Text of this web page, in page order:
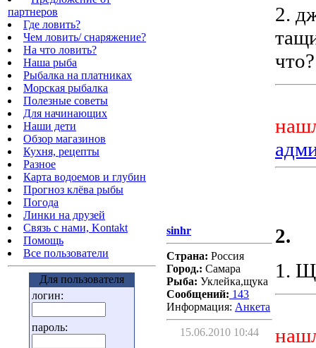
партнеров
Где ловить?
Чем ловить/ снаряжение?
На что ловить?
Наша рыба
Рыбалка на платниках
Морская рыбалка
Полезные советы
Для начинающих
Наши дети
Обзор магазинов
Кухня, рецепты
Разное
Карта водоемов и глубин
Прогноз клёва рыбы
Погода
Линки на друзей
Связь с нами, Kontakt
Помощь
Все пользователи
Для пользователя
логин:
пароль:
2.
что?
sinhr
Страна: Россия
Город.: Самара
Рыба: Уклейка,щука
Сообщений: 143
Информация: Aнкета
15.06.2010 10:44
2.
1.